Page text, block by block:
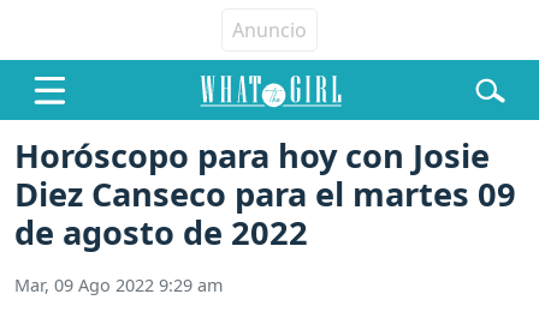
Horóscopo para hoy con Josie
Diez Canseco para el martes 09
de agosto de 2022
Mar, 09 Ago 2022 9:29 am